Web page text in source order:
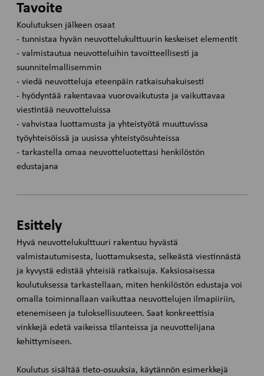
Tavoite
Koulutuksen jälkeen osaat
- tunnistaa hyvän neuvottelukulttuurin keskeiset elementit
- valmistautua neuvotteluihin tavoitteellisesti ja
suunnitelmallisemmin
- viedä neuvotteluja eteenpäin ratkaisuhakuisesti
- hyödyntää rakentavaa vuorovaikutusta ja vaikuttavaa
viestintää neuvotteluissa
- vahvistaa luottamusta ja yhteistyötä muuttuvissa
työyhteisöissä ja uusissa yhteistyösuhteissa
- tarkastella omaa neuvotteluotettasi henkilöstön
edustajana
Esittely
Hyvä neuvottelukulttuuri rakentuu hyvästä
valmistautumisesta, luottamuksesta, selkeästä viestinnästä
ja kyvystä edistää yhteisiä ratkaisuja. Kaksiosaisessa
koulutuksessa tarkastellaan, miten henkilöstön edustaja voi
omalla toiminnallaan vaikuttaa neuvottelujen ilmapiiriin,
etenemiseen ja tuloksellisuuteen. Saat konkreettisia
vinkkejä edetä vaikeissa tilanteissa ja neuvottelijana
kehittymiseen.
Koulutus sisältää tieto-osuuksia, käytännön esimerkkejä